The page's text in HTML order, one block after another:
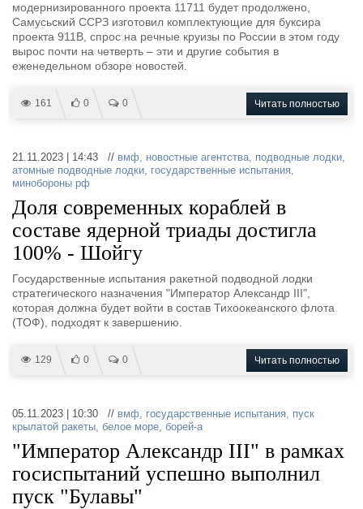
модернизированного проекта 11711 будет продолжено,
Самусьский ССРЗ изготовил комплектующие для буксира
проекта 911В, спрос на речные круизы по России в этом году
вырос почти на четверть – эти и другие события в
еженедельном обзоре новостей.
161 0 0 Читать полностью
21.11.2023 | 14:43 // вмф, новостные агентства, подводные лодки,
атомные подводные лодки, государственные испытания,
минобороны рф
Доля современных кораблей в
составе ядерной триады достигла
100% - Шойгу
Государственные испытания ракетной подводной лодки
стратегического назначения "Император Александр III",
которая должна будет войти в состав Тихоокеанского флота
(ТОФ), подходят к завершению.
129 0 0 Читать полностью
05.11.2023 | 10:30 // вмф, государственные испытания, пуск
крылатой ракеты, белое море, борей-а
"Император Александр III" в рамках
госиспытаний успешно выполнил
пуск "Булавы"